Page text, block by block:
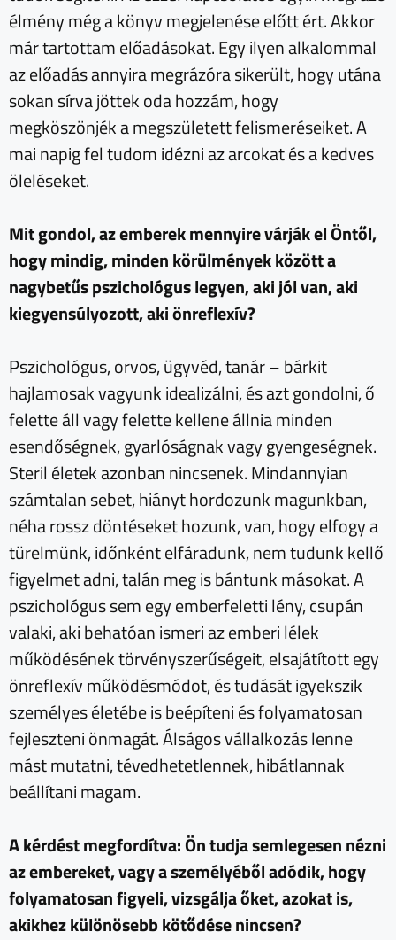
élmény még a könyv megjelenése előtt ért. Akkor
már tartottam előadásokat. Egy ilyen alkalommal
az előadás annyira megrázóra sikerült, hogy utána
sokan sírva jöttek oda hozzám, hogy
megköszönjék a megszületett felismeréseiket. A
mai napig fel tudom idézni az arcokat és a kedves
öleléseket.
Mit gondol, az emberek mennyire várják el Öntől,
hogy mindig, minden körülmények között a
nagybetűs pszichológus legyen, aki jól van, aki
kiegyensúlyozott, aki önreflexív?
Pszichológus, orvos, ügyvéd, tanár – bárkit
hajlamosak vagyunk idealizálni, és azt gondolni, ő
felette áll vagy felette kellene állnia minden
esendőségnek, gyarlóságnak vagy gyengeségnek.
Steril életek azonban nincsenek. Mindannyian
számtalan sebet, hiányt hordozunk magunkban,
néha rossz döntéseket hozunk, van, hogy elfogy a
türelmünk, időnként elfáradunk, nem tudunk kellő
figyelmet adni, talán meg is bántunk másokat. A
pszichológus sem egy emberfeletti lény, csupán
valaki, aki behatóan ismeri az emberi lélek
működésének törvényszerűségeit, elsajátított egy
önreflexív működésmódot, és tudását igyekszik
személyes életébe is beépíteni és folyamatosan
fejleszteni önmagát. Álságos vállalkozás lenne
mást mutatni, tévedhetetlennek, hibátlannak
beállítani magam.
A kérdést megfordítva: Ön tudja semlegesen nézni
az embereket, vagy a személyéből adódik, hogy
folyamatosan figyeli, vizsgálja őket, azokat is,
akikhez különösebb kötődése nincsen?